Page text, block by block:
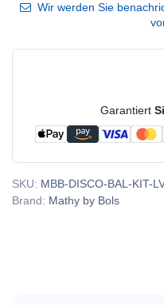
Wir werden Sie
Garantiert
SKU: MBB-DISCO-BAL-KIT-
Brand: Mathy by Bols